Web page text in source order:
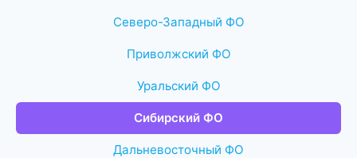
Северо-Западный ФО
Приволжский ФО
Уральский ФО
Сибирский ФО
Дальневосточный ФО